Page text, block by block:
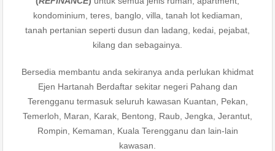
kondominium, teres, banglo, villa, tanah lot kediaman,
tanah pertanian seperti dusun dan ladang, kedai, pejabat,
kilang dan sebagainya.
Bersedia membantu anda sekiranya anda perlukan khidmat
Ejen Hartanah Berdaftar sekitar negeri Pahang dan
Terengganu termasuk seluruh kawasan Kuantan, Pekan,
Temerloh, Maran, Karak, Bentong, Raub, Jengka, Jerantut,
Rompin, Kemaman, Kuala Terengganu dan lain-lain
kawasan.